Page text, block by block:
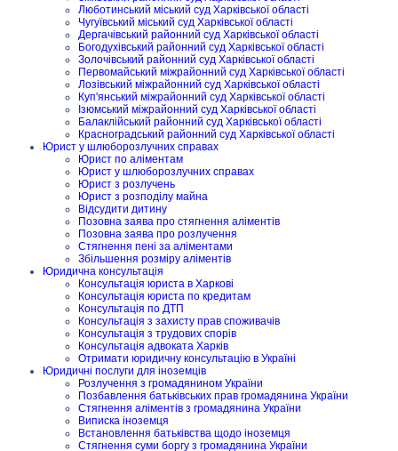
Люботинський міський суд Харківської області
Чугуївський міський суд Харківської області
Дергачівський районний суд Харківської області
Богодухівський районний суд Харківської області
Золочівський районний суд Харківської області
Первомайський міжрайонний суд Харківської області
Лозівський міжрайонний суд Харківської області
Куп'янський міжрайонний суд Харківської області
Ізюмський міжрайонний суд Харківської області
Балаклійський районний суд Харківської області
Красноградський районний суд Харківської області
Юрист у шлюборозлучних справах
Юрист по аліментам
Юрист у шлюборозлучних справах
Юрист з розлучень
Юрист з розподілу майна
Відсудити дитину
Позовна заява про стягнення аліментів
Позовна заява про розлучення
Стягнення пені за аліментами
Збільшення розміру аліментів
Юридична консультація
Консультація юриста в Харкові
Консультація юриста по кредитам
Консультація по ДТП
Консультація з захисту прав споживачів
Консультація з трудових спорів
Консультація адвоката Харків
Отримати юридичну консультацію в Україні
Юридичні послуги для іноземців
Розлучення з громадянином України
Позбавлення батьківських прав громадянина України
Стягнення аліментів з громадянина України
Виписка іноземця
Встановлення батьківства щодо іноземця
Стягнення суми боргу з громадянина України